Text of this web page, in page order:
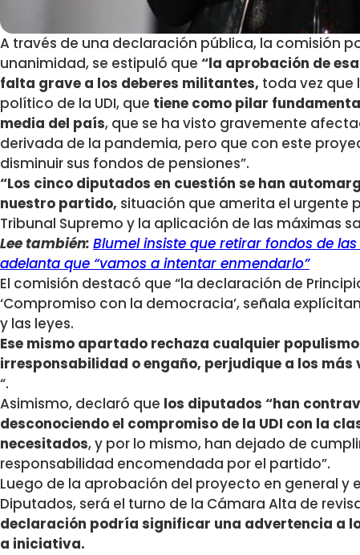
A través de una declaración pública, la comisión
unanimidad, se estipuló que “la aprobación de
falta grave a los deberes militantes, toda vez que
político de la UDI, que tiene como pilar
media del país, que se ha visto gravemente
derivada de la pandemia, pero que con este
disminuir sus fondos de pensiones”.
“Los cinco diputados en cuestión se han
nuestro partido, situación que amerita el urgente
Tribunal Supremo y la aplicación de las máximas
Lee también: Blumel insiste que retirar fondos de
adelanta que “vamos a intentar enmendarlo”
El comisión destacó que “la declaración de
‘Compromiso con la democracia’, señala
y las leyes.
Ese mismo apartado rechaza cualquier populismo
irresponsabilidad o engaño, perjudique a los más
“.
Asimismo, declaró que los diputados “han
desconociendo el compromiso de la UDI con la
necesitados, y por lo mismo, han dejado de
responsabilidad encomendada por el partido”.
Luego de la aprobación del proyecto en general y
Diputados, será el turno de la Cámara Alta de
declaración podría significar una advertencia a
a iniciativa.